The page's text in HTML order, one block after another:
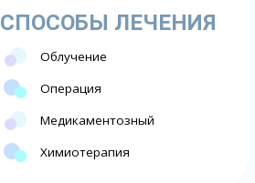
СПОСОБЫ ЛЕЧЕНИЯ
Облучение
Операция
Медикаментозный
Химиотерапия